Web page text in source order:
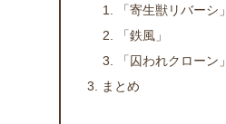
「寄生獣リバーシ」
「鉄風」
「囚われクローン」
まとめ